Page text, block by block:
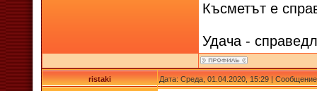
Късметът е
Удача -
ristaki Дата: Среда, 01.04.2020, 15:29 |